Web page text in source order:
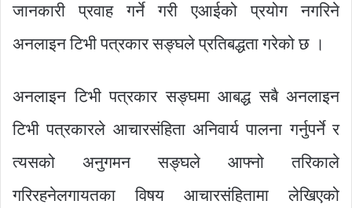
जानकारी प्रवाह गर्ने गरी एआईको प्रयोग नगरिने
अनलाइन टिभी पत्रकार सङ्घले प्रतिबद्धता गरेको छ ।
अनलाइन टिभी पत्रकार सङ्घमा आबद्ध सबै अनलाइन
टिभी पत्रकारले आचारसंहिता अनिवार्य पालना गर्नुपर्ने र
त्यसको अनुगमन सङ्घले आफ्नो तरिकाले
गरिरहनेलगायतका विषय आचारसंहितामा लेखिएको